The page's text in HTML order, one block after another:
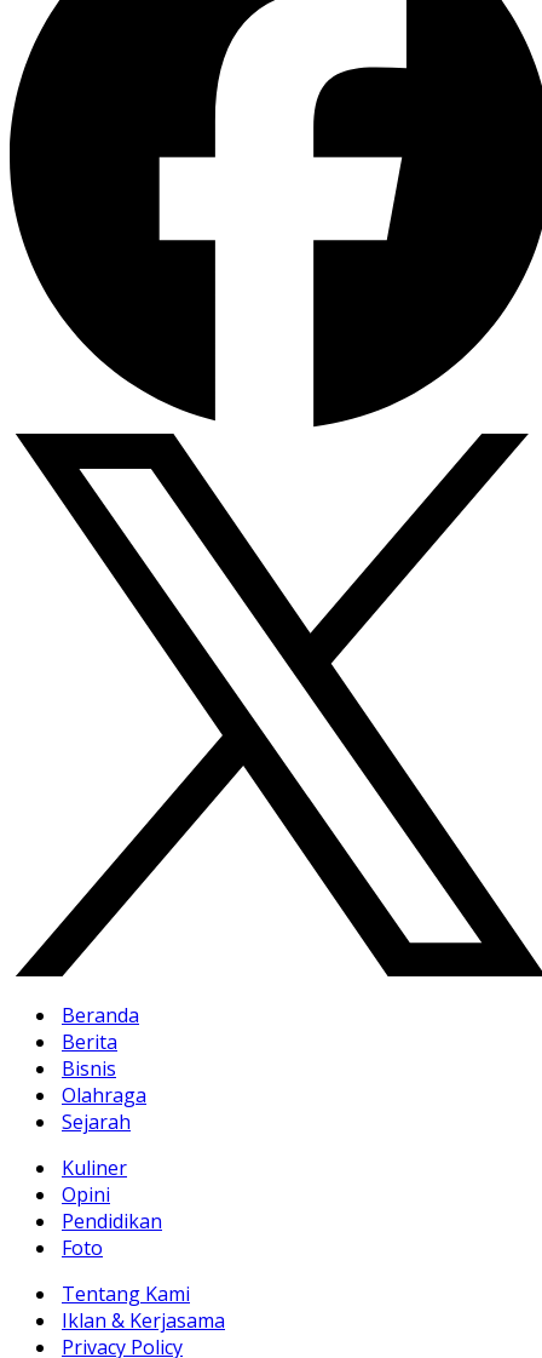
Beranda
Berita
Bisnis
Olahraga
Sejarah
Kuliner
Opini
Pendidikan
Foto
Tentang Kami
Iklan & Kerjasama
Privacy Policy